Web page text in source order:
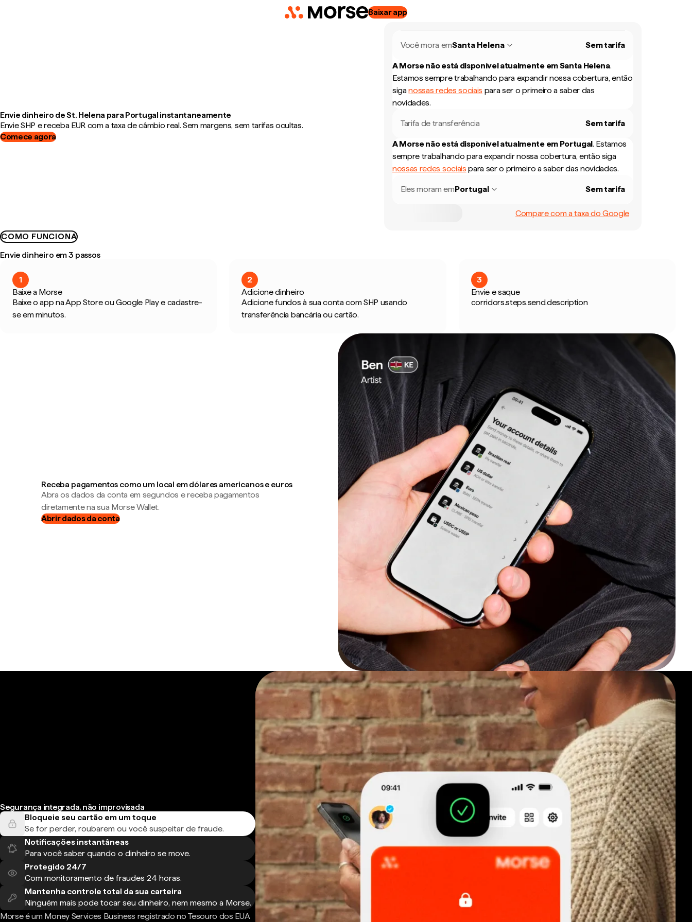
Baixar app
Envie dinheiro de St. Helena para Portugal instantaneamente
Envie SHP e receba EUR com a taxa de câmbio real. Sem margens, sem tarifas ocultas.
Comece agora
Você mora emSanta Helena Sem tarifa
A Morse não está disponível atualmente emSanta Helena.
Estamos sempre trabalhando para expandir nossa cobertura, então
siganossas redes sociais para ser o primeiro a saber das
novidades.
Tarifa de transferência Sem tarifa
A Morse não está disponível atualmente em Portugal. Estamos
sempre trabalhando para expandir nossa cobertura, então siga
nossas redes sociais para ser o primeiro a saber das novidades.
Eles moram emPortugal Sem tarifa
Compare com a taxa do Google
COMO FUNCIONA
Envie dinheiro em 3 passos
1
Baixe a Morse
Baixe o app na App Store ou Google Play e cadastre-
se em minutos.
2
Adicione dinheiro
Adicione fundos à sua conta com SHP usando
transferência bancária ou cartão.
3
Envie e saque
corridors.steps.send.description
Receba pagamentos como um local em dólares americanos e euros
Abra os dados da conta em segundos e receba pagamentos
diretamente na sua Morse Wallet.
Abrir dados da conta
Segurança integrada, não improvisada
Bloqueie seu cartão em um toque
Se for perder, roubarem ou você suspeitar de fraude.
Notificações instantâneas
Para você saber quando o dinheiro se move.
Protegido 24/7
Com monitoramento de fraudes 24 horas.
Mantenha controle total da sua carteira
Ninguém mais pode tocar seu dinheiro, nem mesmo a Morse.
Morse é um Money Services Business registrado no Tesouro dos EUA